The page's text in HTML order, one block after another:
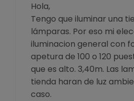
Hola,
Tengo que iluminar una
lámparas. Por eso mi
iluminacion general con
apetura de 100 o 120
que es alto. 3,40m. Las
tienda haran de luz
caso.